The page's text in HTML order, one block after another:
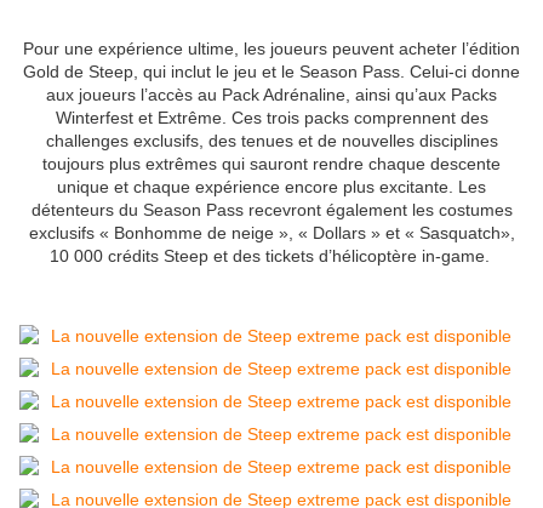
Pour une expérience ultime, les joueurs peuvent acheter l’édition
Gold de Steep, qui inclut le jeu et le Season Pass. Celui-ci donne
aux joueurs l’accès au Pack Adrénaline, ainsi qu’aux Packs
Winterfest et Extrême. Ces trois packs comprennent des
challenges exclusifs, des tenues et de nouvelles disciplines
toujours plus extrêmes qui sauront rendre chaque descente
unique et chaque expérience encore plus excitante. Les
détenteurs du Season Pass recevront également les costumes
exclusifs « Bonhomme de neige », « Dollars » et « Sasquatch»,
10 000 crédits Steep et des tickets d’hélicoptère in-game.